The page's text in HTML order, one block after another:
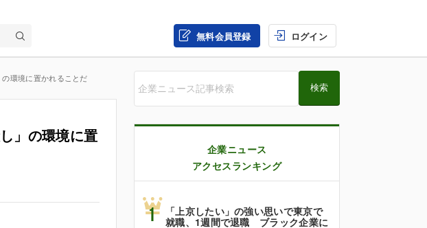
無料会員登録 ログイン
環境に置かれることだ
」の環境に置
企業ニュース
アクセスランキング
1
「上京したい」の強い思いで東京で
就職、1週間で退職 ブラック企業に